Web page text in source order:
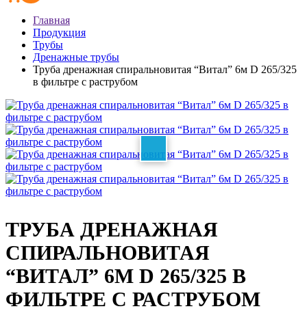
Главная
Продукция
Трубы
Дренажные трубы
Труба дренажная спиральновитая “Витал” 6м D 265/325
в фильтре с раструбом
ТРУБА ДРЕНАЖНАЯ
СПИРАЛЬНОВИТАЯ
“ВИТАЛ” 6М D 265/325 В
ФИЛЬТРЕ С РАСТРУБОМ